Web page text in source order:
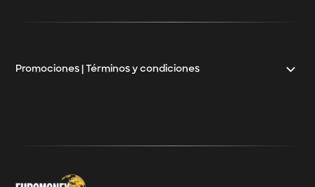
Promociones | Términos y condiciones
Términos y Condiciones - SplitK Tarjeta de Crédito No
Términos y Condiciones – Acceso a Klar Plus sin costo